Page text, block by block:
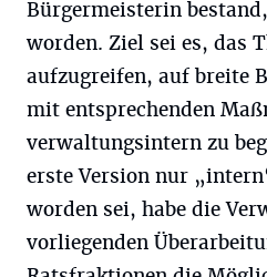
Bürgermeisterin
worden. Ziel sei es, das
aufzugreifen, auf breite
mit entsprechenden
verwaltungsintern zu
erste Version nur
worden sei, habe die
vorliegenden